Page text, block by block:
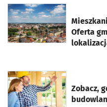
Oferta
otworzy się w nowej karcie
Zobacz,
otworzy się w nowej karcie